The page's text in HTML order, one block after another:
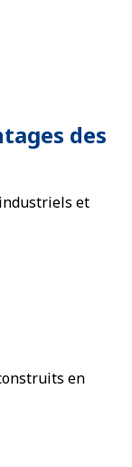
des
et
en